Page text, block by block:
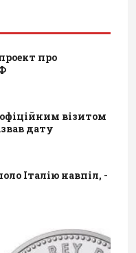
про
візитом
дату
Італію навпіл, -